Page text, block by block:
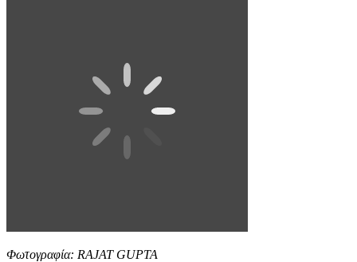
Φωτογραφία: RAJAT GUPTA